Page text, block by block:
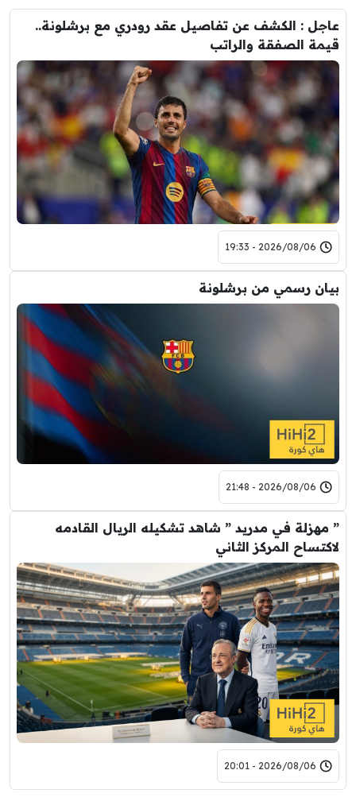
عاجل : الكشف عن تفاصيل عقد رودري مع برشلونة..
قيمة الصفقة والراتب
2026/08/06 - 19:33
بيان رسمي من برشلونة
2026/08/06 - 21:48
” مهزلة في مدريد ” شاهد تشكيله الريال القادمه
لاكتساح المركز الثاني
2026/08/06 - 20:01